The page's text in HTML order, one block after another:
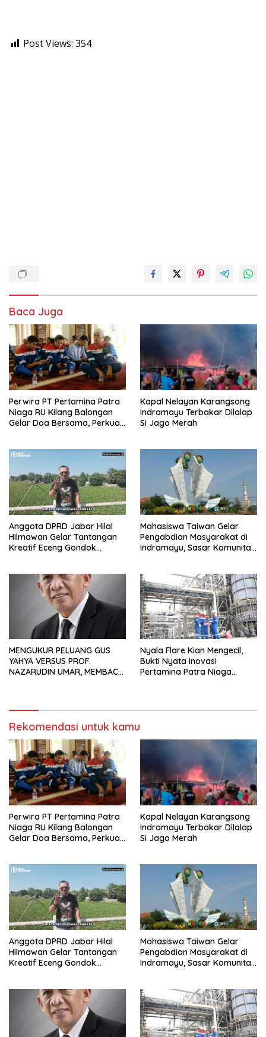
Post Views: 354
Baca Juga
Perwira PT Pertamina Patra
Niaga RU Kilang Balongan
Gelar Doa Bersama, Perkuat
Kapal Nelayan Karangsong
Indramayu Terbakar Dilalap
Si Jago Merah
Anggota DPRD Jabar Hilal
Hilmawan Gelar Tantangan
Kreatif Eceng Gondok
Mahasiswa Taiwan Gelar
Pengabdian Masyarakat di
Indramayu, Sasar Komunitas
MENGUKUR PELUANG GUS
YAHYA VERSUS PROF.
NAZARUDIN UMAR, MEMBACA
Nyala Flare Kian Mengecil,
Bukti Nyata Inovasi
Pertamina Patra Niaga
Rekomendasi untuk kamu
Perwira PT Pertamina Patra
Niaga RU Kilang Balongan
Gelar Doa Bersama, Perkuat
Kapal Nelayan Karangsong
Indramayu Terbakar Dilalap
Si Jago Merah
Anggota DPRD Jabar Hilal
Hilmawan Gelar Tantangan
Kreatif Eceng Gondok
Mahasiswa Taiwan Gelar
Pengabdian Masyarakat di
Indramayu, Sasar Komunitas